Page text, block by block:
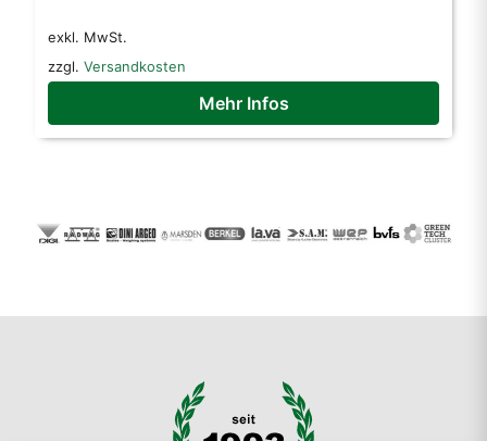
1.290,00 €
990,00 €.
exkl. MwSt.
zzgl. Versandkosten
Mehr Infos